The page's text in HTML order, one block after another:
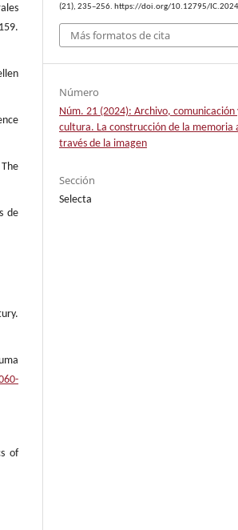
de
of
(21), 235–256. https://doi.org/10.12795/
Más formatos de cita
Número
Núm. 21 (2024): Archivo, comunicación
cultura. La construcción de la memoria
través de la imagen
Sección
Selecta